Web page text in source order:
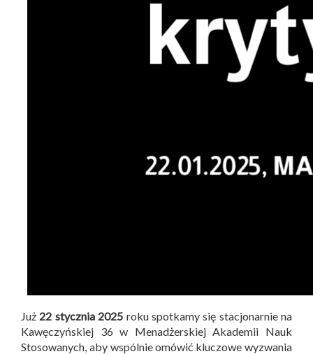
Już 22 stycznia 2025 roku spotkamy się stacjonarnie na
Kawęczyńskiej 36 w Menadżerskiej Akademii Nauk
Stosowanych, aby wspólnie omówić kluczowe wyzwania